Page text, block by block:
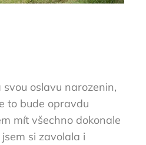
oslavu narozenin,
to bude opravdu
mít všechno dokonale
si zavolala i